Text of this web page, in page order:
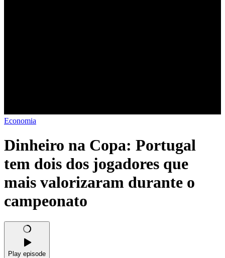
Economia
Dinheiro na Copa: Portugal
tem dois dos jogadores que
mais valorizaram durante o
campeonato
Play episode